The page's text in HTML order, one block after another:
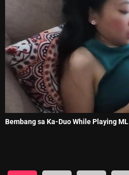
Bembang sa Ka-Duo While Playing ML